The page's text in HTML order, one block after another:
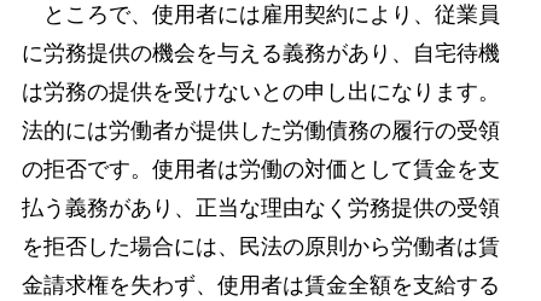
ところで、使用者には雇用契約により、従業員
に労務提供の機会を与える義務があり、自宅待機
は労務の提供を受けないとの申し出になります。
法的には労働者が提供した労働債務の履行の受領
の拒否です。使用者は労働の対価として賃金を支
払う義務があり、正当な理由なく労務提供の受領
を拒否した場合には、民法の原則から労働者は賃
金請求権を失わず、使用者は賃金全額を支給する